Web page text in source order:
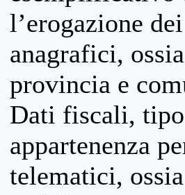
l’erogazione
anagrafici,
provincia e
Dati fiscali,
appartenenza
telematici,